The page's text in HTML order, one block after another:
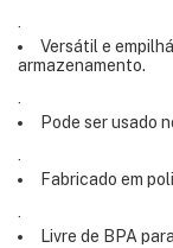
·
Versátil e
armazenamento.
·
Pode ser usado
·
Fabricado em
·
Livre de BPA